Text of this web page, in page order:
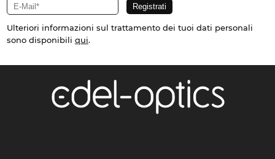
Ulteriori informazioni sul trattamento dei tuoi dati personali
sono disponibili qui.